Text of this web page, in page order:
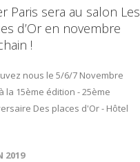
Paris sera au salon Les
d’Or en novembre
!
nous le 5/6/7 Novembre
la 15ème édition - 25ème
Des places d'Or - Hôtel
2019